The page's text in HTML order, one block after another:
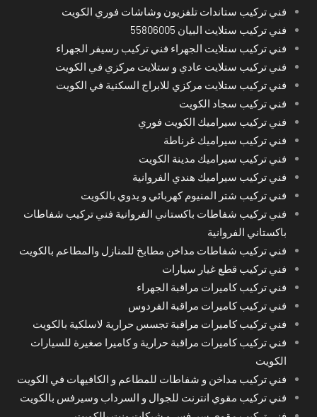
فني تركيب ستاندات تلفزيون وشاشات فوري الكويت
فني تركيب ستلايت البيان 55806005
فني تركيب ستلايت الجهراء فني تركيب رسيفر الجهراء
فني تركيب ستلايت عادي و ستلايت مركزي في الكويت
فني تركيب ستلايت مركزي للابراج السكنية في الكويت
فني تركيب سجاد الكويت
فني تركيب سيراميك الكويت فوري
فني تركيب سيراميك غرناطة
فني تركيب سيراميك مدينة الكويت
فني تركيب سيراميك هندي الفروانية
فني تركيب شتر المنيوم كهربائي و يدوي بالكويت
فني تركيب شفاطات باكستاني الفروانية فني تركيب شفاطات
باكستاني الفروانية
فني تركيب شفاطات مداخن مطابخ للمنازل والمطاعم بالكويت
فني تركيب قطع غيار سيارات
فني تركيب كاميرات مراقبة الجهراء
فني تركيب كاميرات مراقبة الفردوس
فني تركيب كاميرات مراقبة تجسس حرارية لاسلكية بالكويت
فني تركيب كاميرات مراقبة حرارية و كاميرا صغيرة للسيارات
الكويت
فني تركيب مداخن و شفاطات للمطاعم و الكافيهات في الكويت
فني تركيب مقوي انترنت للجوال و السرداب وسيرفس بالكويت